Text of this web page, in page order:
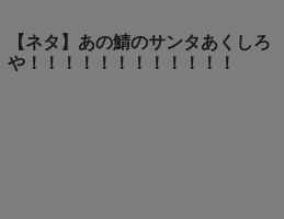
【ネタ】あの鯖のサンタあくしろ
や！！！！！！！！！！！！